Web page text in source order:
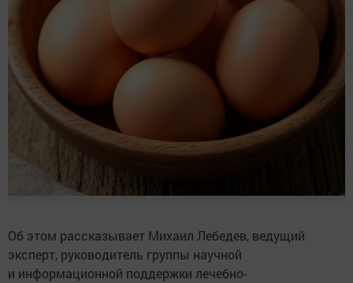
Об этом рассказывает Михаил Лебедев, ведущий
эксперт, руководитель группы научной
и информационной поддержки лечебно-